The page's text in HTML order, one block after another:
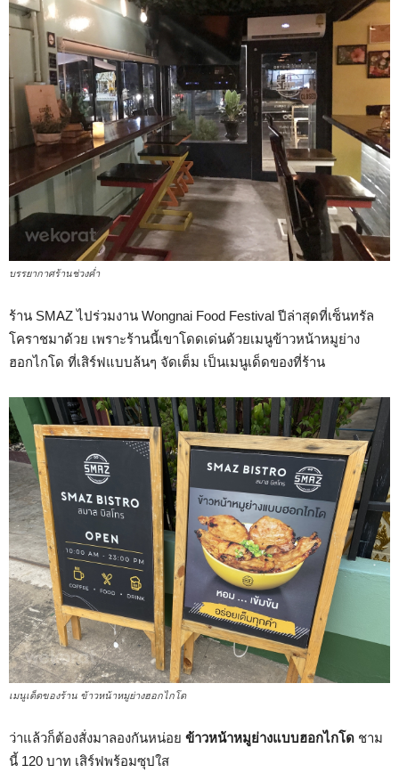
บรรยากาศร้านช่วงค่ำ
ร้าน SMAZ ไปร่วมงาน Wongnai Food Festival ปีล่าสุดที่เซ็นทรัล
โคราชมาด้วย เพราะร้านนี้เขาโดดเด่นด้วยเมนูข้าวหน้าหมูย่าง
ฮอกไกโด ที่เสิร์ฟแบบล้นๆ จัดเต็ม เป็นเมนูเด็ดของที่ร้าน
เมนูเด็ดของร้าน ข้าวหน้าหมูย่างฮอกไกโด
ว่าแล้วก็ต้องสั่งมาลองกันหน่อย ข้าวหน้าหมูย่างแบบฮอกไกโด ชาม
นี้ 120 บาท เสิร์ฟพร้อมซุปใส